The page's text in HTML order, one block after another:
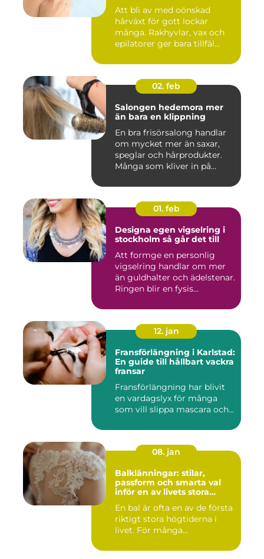
Att bli av med oönskad
hårväxt för gott lockar
många. Rakhyvlar, vax och
epilatorer ger bara tillfäl...
02. feb
Salongen hedemora mer
än bara en klippning
En bra frisörsalong handlar
om mycket mer än saxar,
speglar och hårprodukter.
Många som kliver in på...
01. feb
Designa egen vigselring i
stockholm så går det till
Att formge en personlig
vigselring handlar om mer
än guldhalter och ädelstenar.
Ringen blir en fysis...
12. jan
Fransförlängning i Karlstad:
En guide till hållbart vackra
fransar
Fransförlängning har blivit
en vardagslyx för många
som vill slippa mascara och...
08. jan
Balklänningar: stilar,
passform och smarta val
inför en av livets stora
En bal är ofta en av de första
riktigt stora högtiderna i
livet. För många...